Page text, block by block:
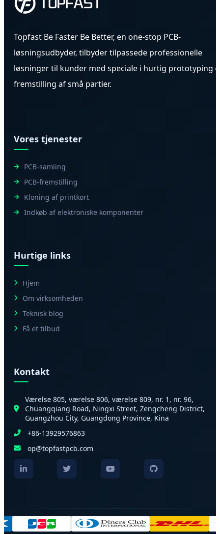
Topfast Be Faster Be Better, en one-stop PCB-
løsningsudbyder, tilbyder tilpassede professionelle
løsninger til kunder med speciale i hurtig prototyping
fremstilling af små partier.
Vores tjenester
PCB-samling
PCB-fremstilling
Kloning af printkort
Indkøb af elektroniske komponenter
Hurtige links
Hjem
Om virksomheden
Teknisk blog
Få et tilbud
Kontakt
Værelse 805, værelse 806, værelse 809, nr. 1, nr. 96,
Chuangqiang Road, Ningxi Street, Zengcheng District,
Guangzhou City, Guangdong Province, Kina
+86-13929576863
op@topfastpcb.com